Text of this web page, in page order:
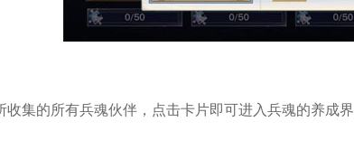
集的所有兵魂伙伴，点击卡片即可进入兵魂的养